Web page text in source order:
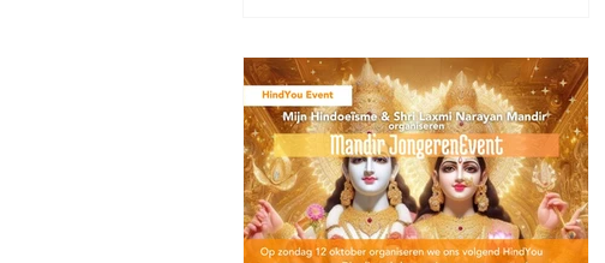
het hindoeïsme. De verdieping, mooie
gesprekken, cultuur en entertainment
zorgde voor een kennisrijke en
gezellige middag.